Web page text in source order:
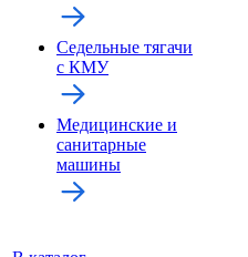
Седельные тягачи
с КМУ
Медицинские и
санитарные
машины